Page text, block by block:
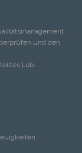
und den
Lob.